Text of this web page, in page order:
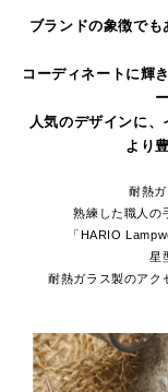
ブランドの象徴で
コーディネートに輝
人気のデザインに
より
耐熱
熟練した職人の
「HARIO
星
耐熱ガラス製のアク